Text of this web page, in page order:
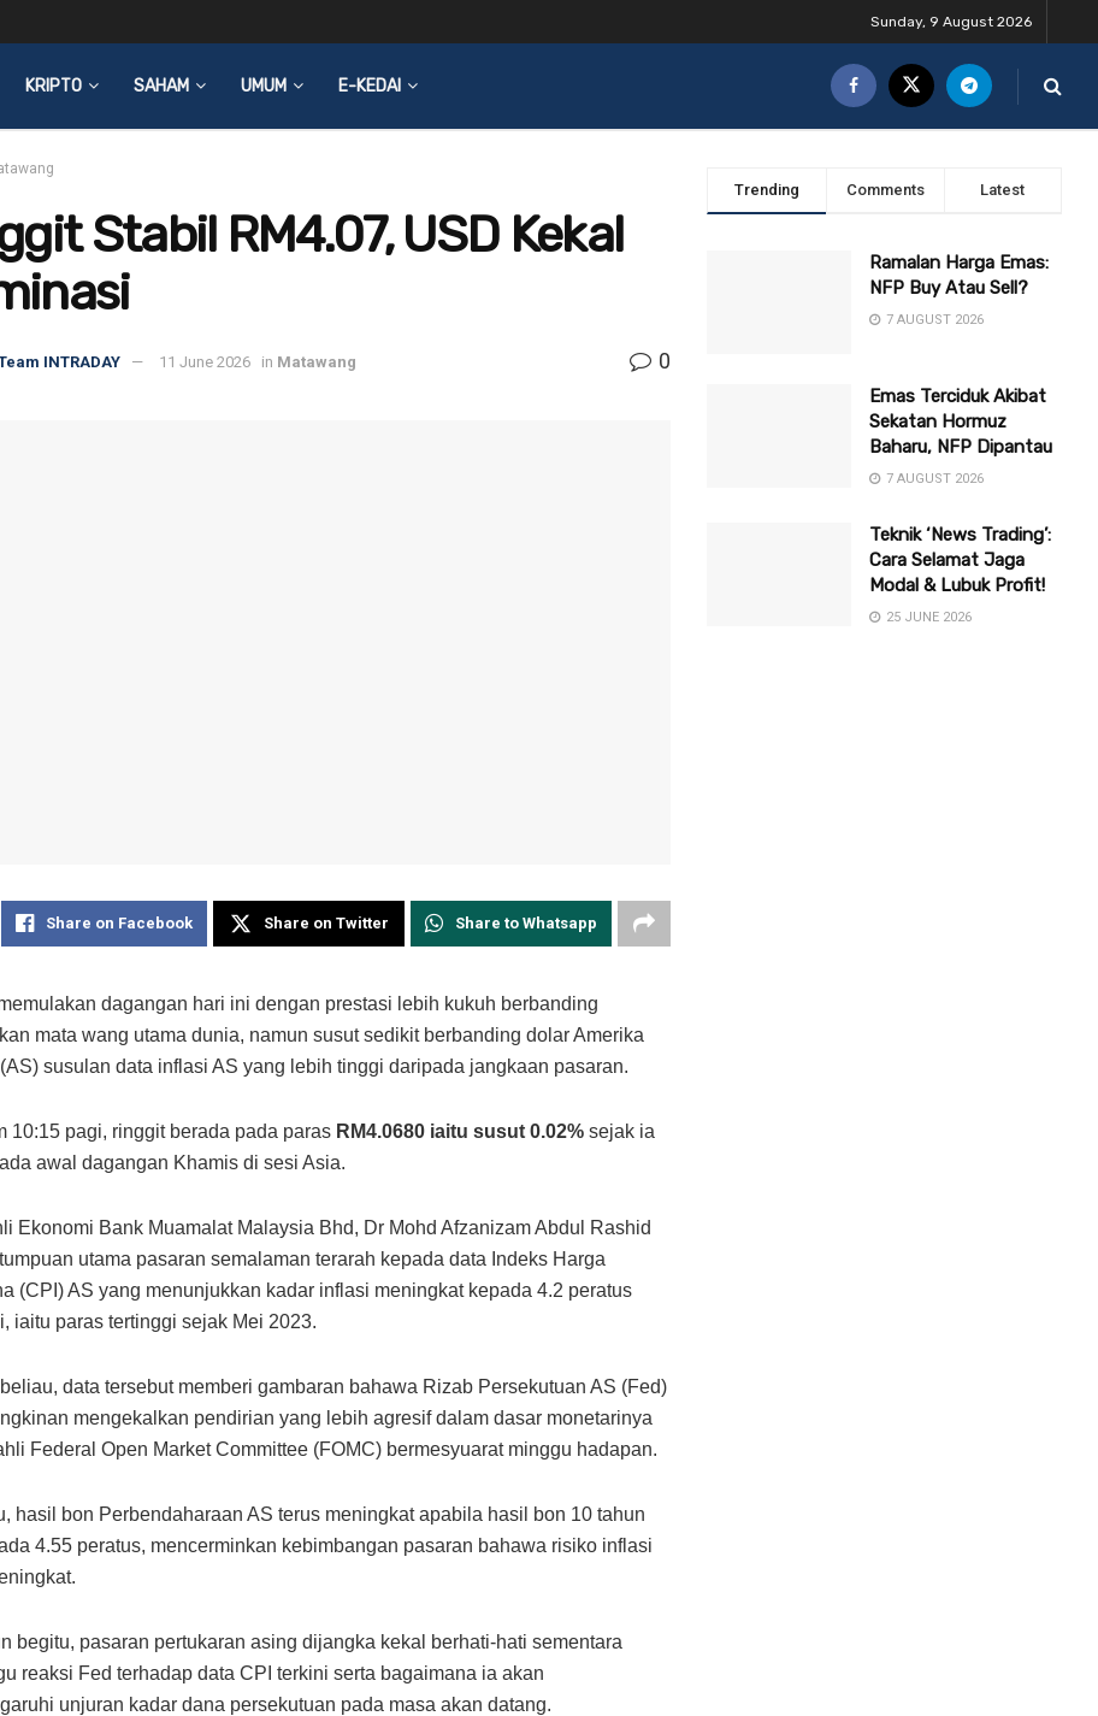
Sunday, 9 August 2026
KRIPTO SAHAM UMUM E-KEDAI
Stabil RM4.07, USD Kekal
INTRADAY 11 June 2026 in Matawang 0
Share on Facebook Share on Twitter Share to Whatsapp
dagangan hari ini dengan prestasi lebih kukuh berbanding
mata wang utama dunia, namun susut sedikit berbanding dolar Amerika
susulan data inflasi AS yang lebih tinggi daripada jangkaan pasaran.
10:15 pagi, ringgit berada pada paras RM4.0680 iaitu susut 0.02% sejak ia
awal dagangan Khamis di sesi Asia.
Ekonomi Bank Muamalat Malaysia Bhd, Dr Mohd Afzanizam Abdul Rashid
utama pasaran semalaman terarah kepada data Indeks Harga
(CPI) AS yang menunjukkan kadar inflasi meningkat kepada 4.2 peratus
iaitu paras tertinggi sejak Mei 2023.
data tersebut memberi gambaran bahawa Rizab Persekutuan AS (Fed)
mengekalkan pendirian yang lebih agresif dalam dasar monetarinya
Federal Open Market Committee (FOMC) bermesyuarat minggu hadapan.
hasil bon Perbendaharaan AS terus meningkat apabila hasil bon 10 tahun
4.55 peratus, mencerminkan kebimbangan pasaran bahawa risiko inflasi
begitu, pasaran pertukaran asing dijangka kekal berhati-hati sementara
reaksi Fed terhadap data CPI terkini serta bagaimana ia akan
unjuran kadar dana persekutuan pada masa akan datang.
Trending Comments Latest
Ramalan Harga Emas:
NFP Buy Atau Sell?
7 AUGUST 2026
Emas Terciduk Akibat
Sekatan Hormuz
Baharu, NFP Dipantau
7 AUGUST 2026
Teknik ‘News Trading’:
Cara Selamat Jaga
Modal & Lubuk Profit!
25 JUNE 2026